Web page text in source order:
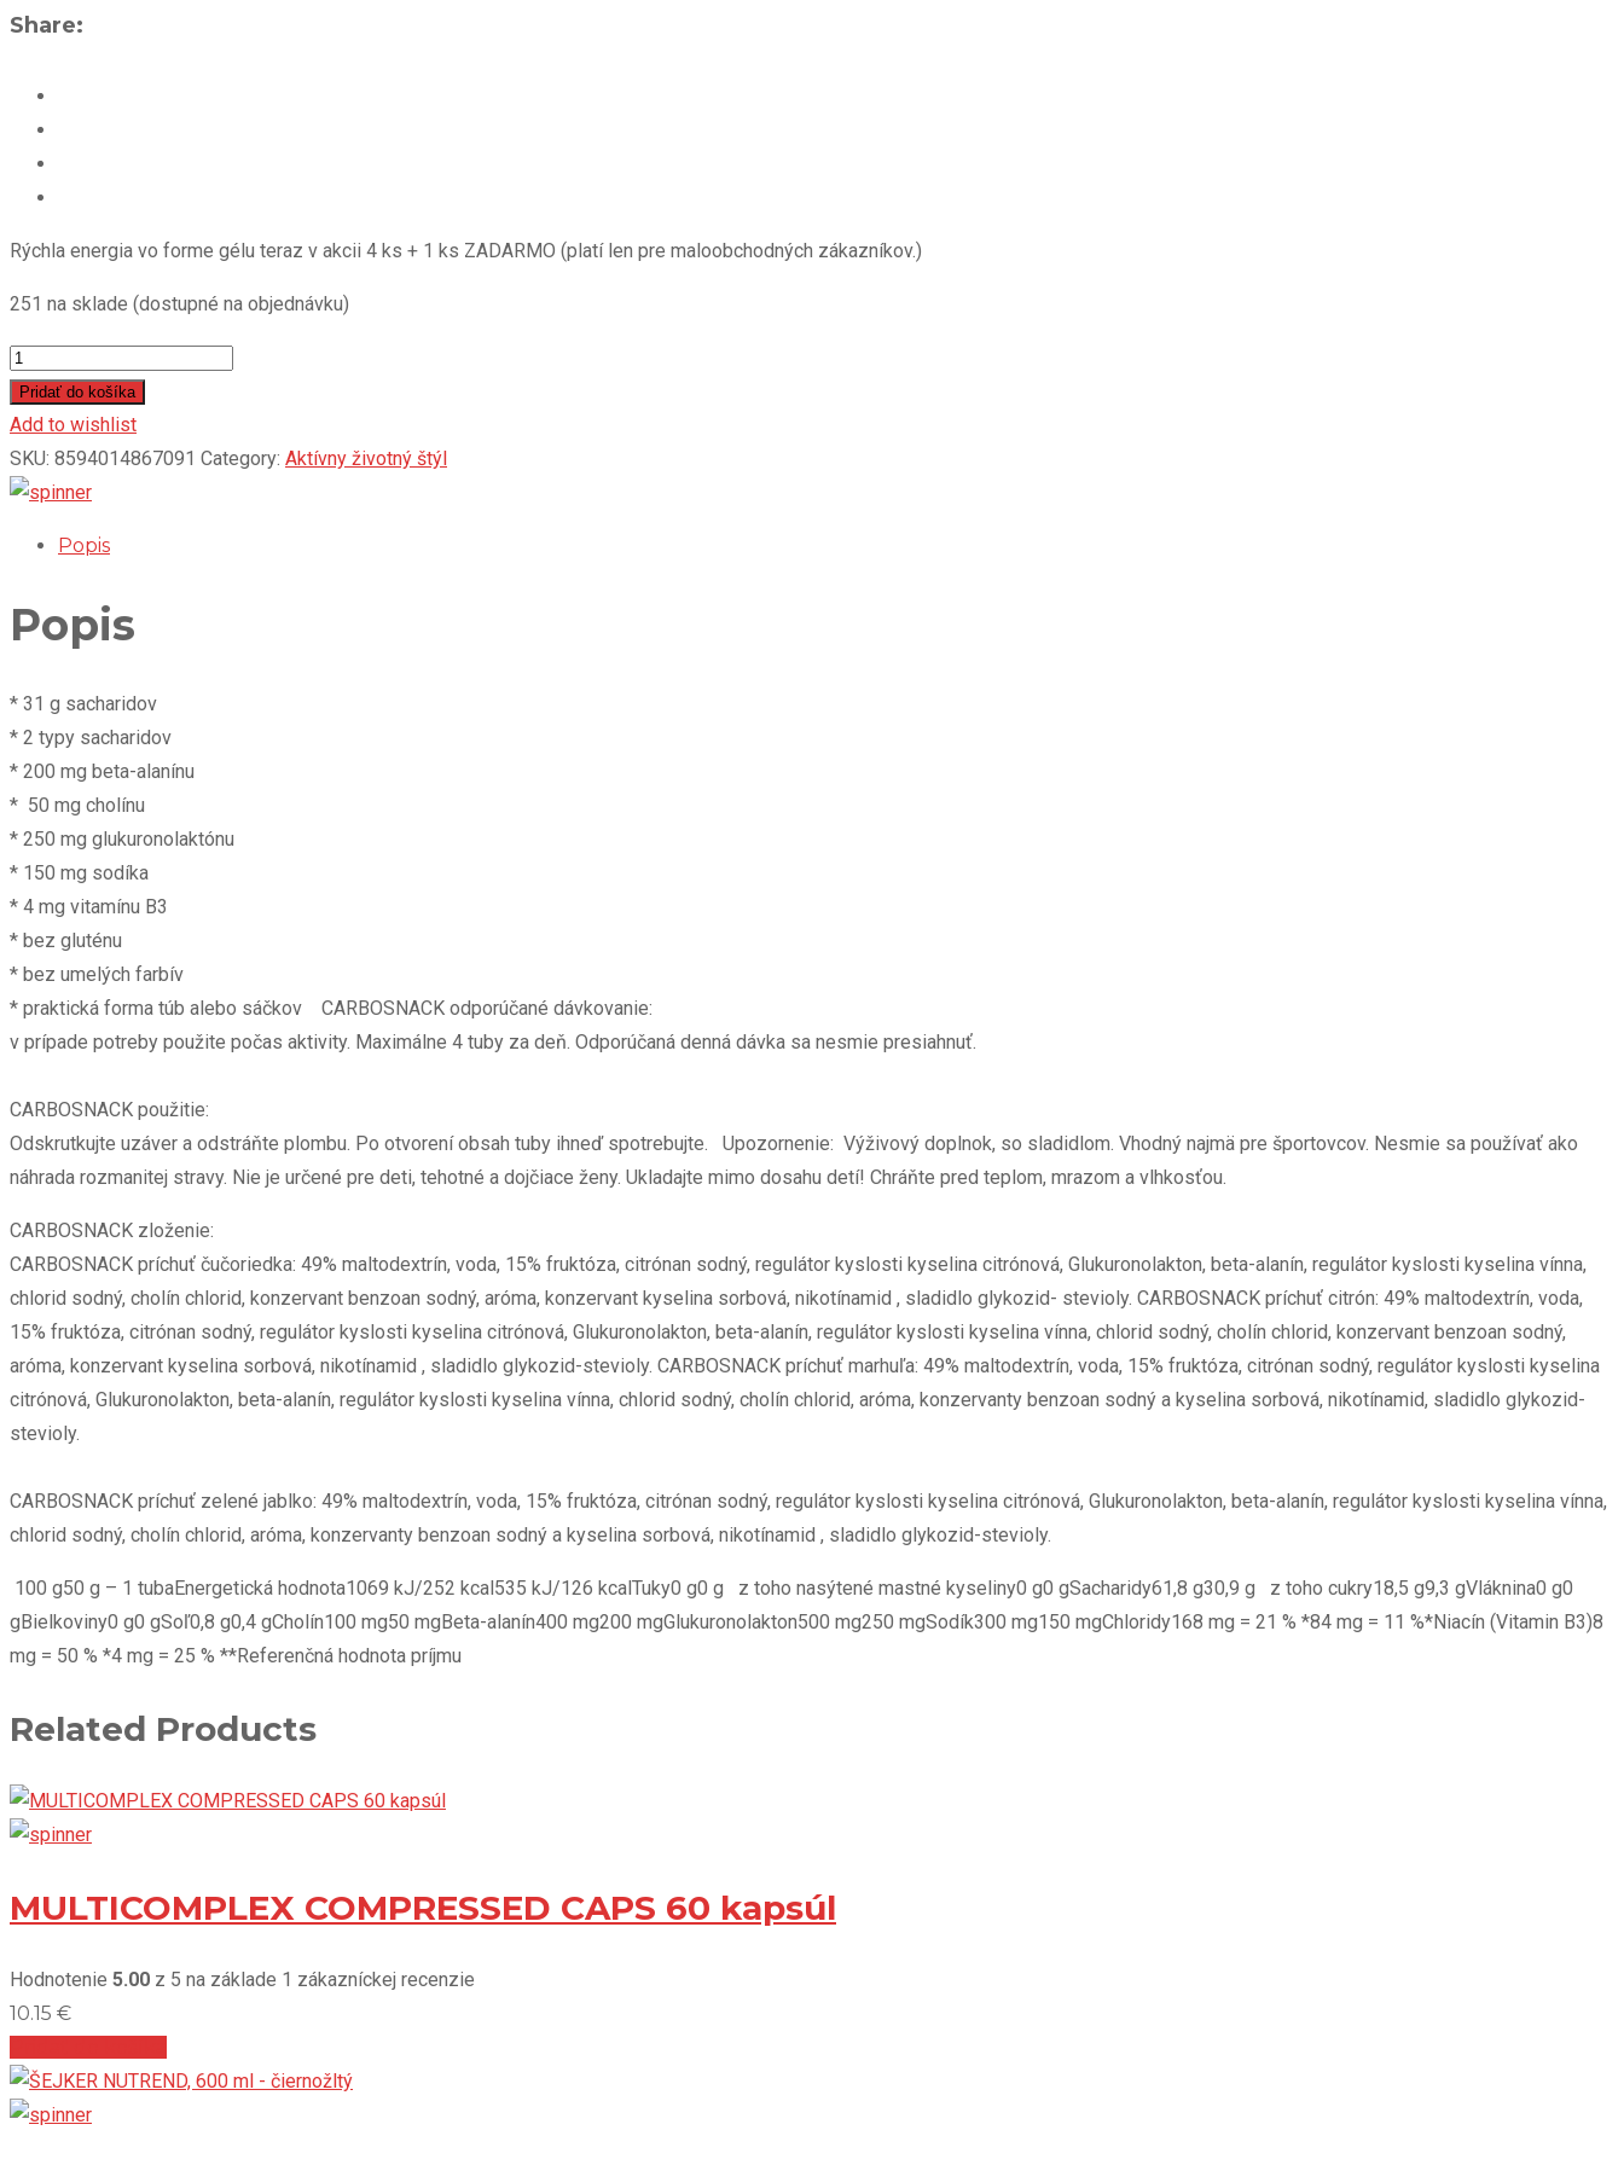
Share:
Rýchla energia vo forme gélu teraz v akcii 4 ks + 1 ks ZADARMO (platí len pre maloobchodných zákazníkov.)
251 na sklade (dostupné na objednávku)
CARBOSNACK
-
citrón,
50
g
Pridať do košíka
Add to wishlist
SKU: 8594014867091 Category: Aktívny životný štýl
Popis
Popis
* 31 g sacharidov
* 2 typy sacharidov
* 200 mg beta-alanínu
* 50 mg cholínu
* 250 mg glukuronolaktónu
* 150 mg sodíka
* 4 mg vitamínu B3
* bez gluténu
* bez umelých farbív
* praktická forma túb alebo sáčkov CARBOSNACK odporúčané dávkovanie:
v prípade potreby použite počas aktivity. Maximálne 4 tuby za deň. Odporúčaná denná dávka sa nesmie presiahnuť.
CARBOSNACK použitie:
Odskrutkujte uzáver a odstráňte plombu. Po otvorení obsah tuby ihneď spotrebujte. Upozornenie: Výživový doplnok, so sladidlom. Vhodný najmä pre športovcov. Nesmie sa používať ako
náhrada rozmanitej stravy. Nie je určené pre deti, tehotné a dojčiace ženy. Ukladajte mimo dosahu detí! Chráňte pred teplom, mrazom a vlhkosťou.
CARBOSNACK zloženie:
CARBOSNACK príchuť čučoriedka: 49% maltodextrín, voda, 15% fruktóza, citrónan sodný, regulátor kyslosti kyselina citrónová, Glukuronolakton, beta-alanín, regulátor kyslosti kyselina vínna,
chlorid sodný, cholín chlorid, konzervant benzoan sodný, aróma, konzervant kyselina sorbová, nikotínamid , sladidlo glykozid- stevioly. CARBOSNACK príchuť citrón: 49% maltodextrín, voda,
15% fruktóza, citrónan sodný, regulátor kyslosti kyselina citrónová, Glukuronolakton, beta-alanín, regulátor kyslosti kyselina vínna, chlorid sodný, cholín chlorid, konzervant benzoan sodný,
aróma, konzervant kyselina sorbová, nikotínamid , sladidlo glykozid-stevioly. CARBOSNACK príchuť marhuľa: 49% maltodextrín, voda, 15% fruktóza, citrónan sodný, regulátor kyslosti kyselina
citrónová, Glukuronolakton, beta-alanín, regulátor kyslosti kyselina vínna, chlorid sodný, cholín chlorid, aróma, konzervanty benzoan sodný a kyselina sorbová, nikotínamid, sladidlo glykozid-
stevioly.
CARBOSNACK príchuť zelené jablko: 49% maltodextrín, voda, 15% fruktóza, citrónan sodný, regulátor kyslosti kyselina citrónová, Glukuronolakton, beta-alanín, regulátor kyslosti kyselina vínna,
chlorid sodný, cholín chlorid, aróma, konzervanty benzoan sodný a kyselina sorbová, nikotínamid , sladidlo glykozid-stevioly.
100 g50 g – 1 tubaEnergetická hodnota1069 kJ/252 kcal535 kJ/126 kcalTuky0 g0 g z toho nasýtené mastné kyseliny0 g0 gSacharidy61,8 g30,9 g z toho cukry18,5 g9,3 gVláknina0 g0
gBielkoviny0 g0 gSoľ0,8 g0,4 gCholín100 mg50 mgBeta-alanín400 mg200 mgGlukuronolakton500 mg250 mgSodík300 mg150 mgChloridy168 mg = 21 % *84 mg = 11 %*Niacín (Vitamin B3)8
mg = 50 % *4 mg = 25 % **Referenčná hodnota príjmu
Related Products
MULTICOMPLEX COMPRESSED CAPS 60 kapsúl
Hodnotenie 5.00 z 5 na základe 1 zákazníckej recenzie
10.15 €